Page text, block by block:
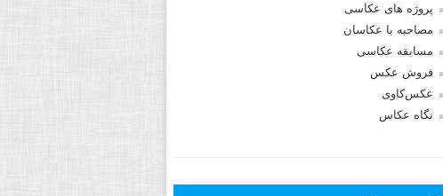
پروژه های عکاسی
مصاحبه با عکاسان
مسابقه عکاسی
فروش عکس
عکس‌کاوی
نگاه عکاس